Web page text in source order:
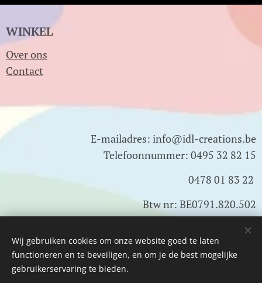
WINKEL
Over ons
Contact
E-mailadres: info@idl-creations.be
Telefoonnummer: 0495 32 82 15
0478 01 83 22
Btw nr: BE0791.820.502
Cookies
Wij gebruiken cookies om onze website goed te laten
functioneren en te beveiligen, en om je de best mogelijke
gebruikerservaring te bieden.